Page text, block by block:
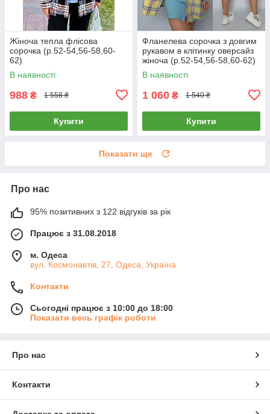
Жіноча тепла флісова
сорочка (р.52-54,56-58,60-
62)
В наявності
988 ₴ 1 558 ₴
Купити
Фланелева сорочка з довгим
рукавом в клітинку оверсайз
жіноча (р.52-54,56-58,60-62)
В наявності
1 060 ₴ 1 540 ₴
Купити
Показати ще
Про нас
95% позитивних з 122 відгуків за рік
Працює з 31.08.2018
м. Одеса
вул. Космонавтів, 27, Одеса, Україна
Контакти
Сьогодні працює з 10:00 до 18:00
Показати весь графік роботи
Про нас
Контакти